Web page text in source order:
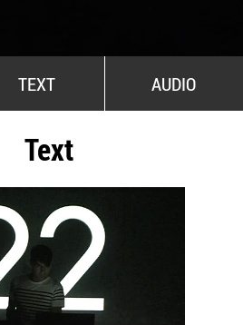
TEXT AUDIO
Text